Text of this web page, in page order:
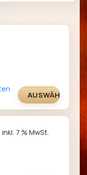
AUSWÄHLEN
inkl. 7 % MwSt.